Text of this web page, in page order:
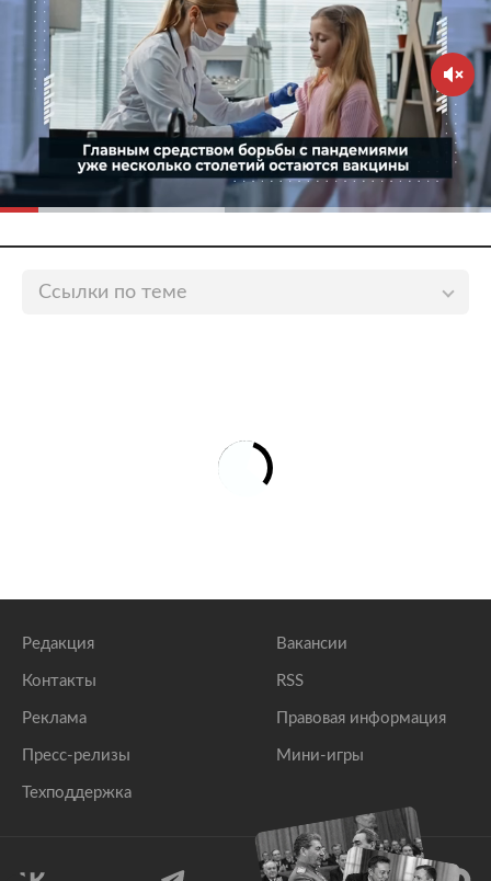
Ссылки по теме
Сообщение о бактериальной природе
Редакция
Контакты
Реклама
Пресс-релизы
Техподдержка
Вакансии
RSS
Правовая информация
Мини-игры